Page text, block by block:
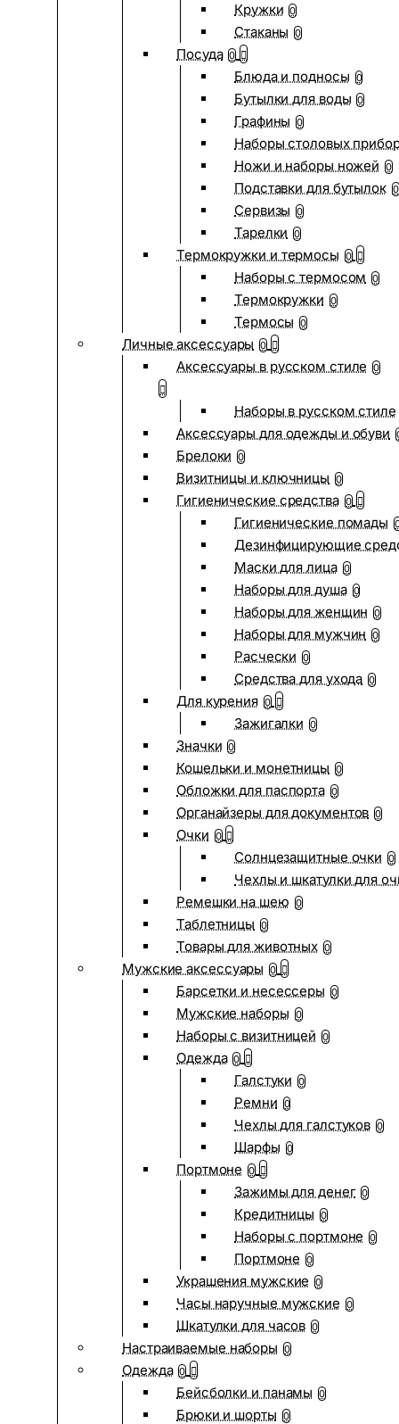
Кружки 0
Стаканы 0
Посуда 0
Блюда и подносы 0
Бутылки для воды 0
Графины 0
Наборы столовых
Ножи и наборы ножей 0
Подставки для бутылок 0
Сервизы 0
Тарелки 0
Термокружки и термосы 0
Наборы с термосом 0
Термокружки 0
Термосы 0
Личные аксессуары 0
Аксессуары в русском стиле 0
Наборы в русском стиле
Аксессуары для одежды и обуви
Брелоки 0
Визитницы и ключницы 0
Гигиенические средства 0
Гигиенические помады
Дезинфицирующие
Маски для лица 0
Наборы для душа 0
Наборы для женщин 0
Наборы для мужчин 0
Расчески 0
Средства для ухода 0
Для курения 0
Зажигалки 0
Значки 0
Кошельки и монетницы 0
Обложки для паспорта 0
Органайзеры для документов 0
Очки 0
Солнцезащитные очки 0
Чехлы и шкатулки для
Ремешки на шею 0
Таблетницы 0
Товары для животных 0
Мужские аксессуары 0
Барсетки и несессеры 0
Мужские наборы 0
Наборы с визитницей 0
Одежда 0
Галстуки 0
Ремни 0
Чехлы для галстуков 0
Шарфы 0
Портмоне 0
Зажимы для денег 0
Кредитницы 0
Наборы с портмоне 0
Портмоне 0
Украшения мужские 0
Часы наручные мужские 0
Шкатулки для часов 0
Настраиваемые наборы 0
Одежда 0
Бейсболки и панамы 0
Брюки и шорты 0